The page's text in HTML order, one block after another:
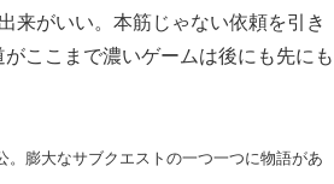
来がいい。本筋じゃない依頼を引き
ここまで濃いゲームは後にも先にも
膨大なサブクエストの一つ一つに物語があ